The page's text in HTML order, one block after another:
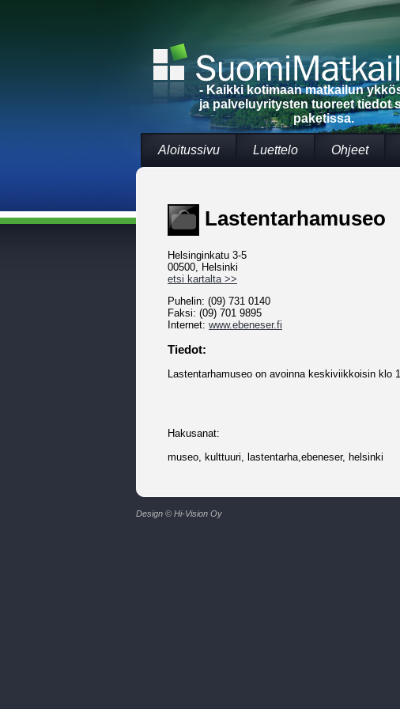
- Kaikki kotimaan matkailun
ja palveluyritysten tuoreet tiedot
paketissa.
Aloitussivu Luettelo Ohjeet
Lastentarhamuseo
Helsinginkatu 3-5
00500, Helsinki
etsi kartalta >>
Puhelin: (09) 731 0140
Faksi: (09) 701 9895
Internet: www.ebeneser.fi
Tiedot:
Lastentarhamuseo on avoinna keskiviikkoisin klo
Hakusanat:
museo, kulttuuri, lastentarha,ebeneser, helsinki
Design © Hi-Vision Oy